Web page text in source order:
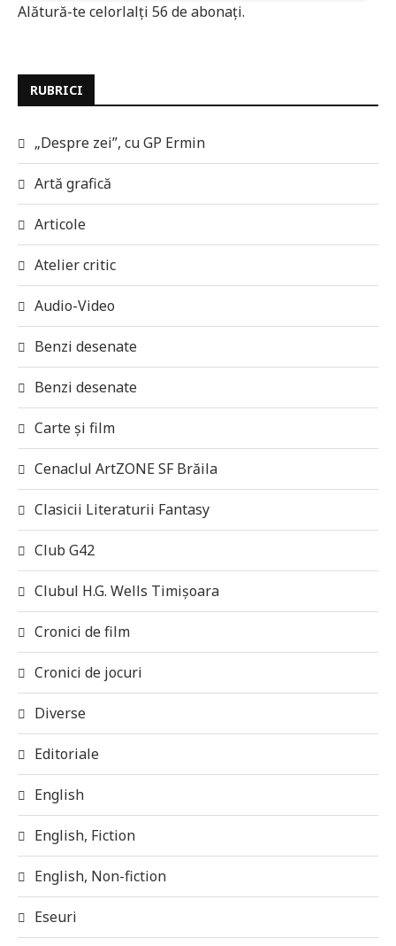
Alătură-te celorlalți 56 de abonați.
RUBRICI
„Despre zei”, cu GP Ermin
Artă grafică
Articole
Atelier critic
Audio-Video
Benzi desenate
Benzi desenate
Carte și film
Cenaclul ArtZONE SF Brăila
Clasicii Literaturii Fantasy
Club G42
Clubul H.G. Wells Timișoara
Cronici de film
Cronici de jocuri
Diverse
Editoriale
English
English, Fiction
English, Non-fiction
Eseuri